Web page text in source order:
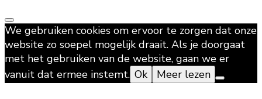
We gebruiken cookies om ervoor te zorgen dat onze
website zo soepel mogelijk draait. Als je doorgaat
met het gebruiken van de website, gaan we er
vanuit dat ermee instemt. Ok Meer lezen